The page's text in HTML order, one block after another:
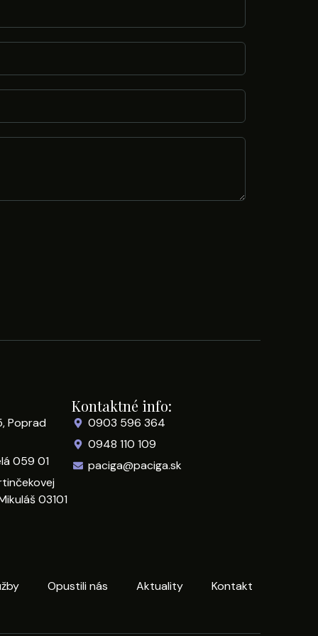
Poprad
059 01
03101
Kontaktné info:
0903 596 364
0948 110 109
paciga@paciga.sk
Opustili nás Aktuality Kontakt